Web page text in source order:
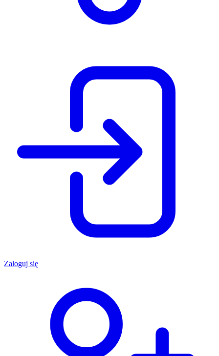
Zaloguj się